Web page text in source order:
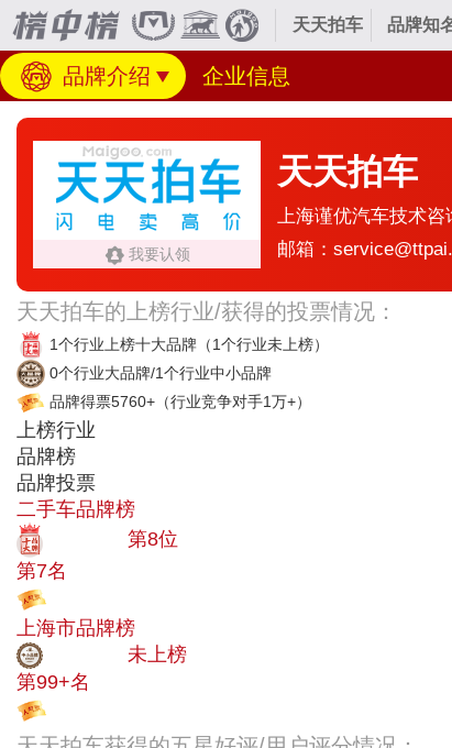
天天拍车 品牌知
品牌介绍 企业信息
我要认领
天天拍车
上海谨优汽车技术咨
邮箱：
天天拍车的上榜行业/获得的投票情况：
1个行业上榜十大品牌 （1个行业未上榜）
0个行业大品牌/1个行业中小品牌
品牌得票5760+ （行业竞争对手1万+）
上榜行业
品牌榜
品牌投票
二手车品牌榜
第8位
第7名
上海市品牌榜
未上榜
第99+名